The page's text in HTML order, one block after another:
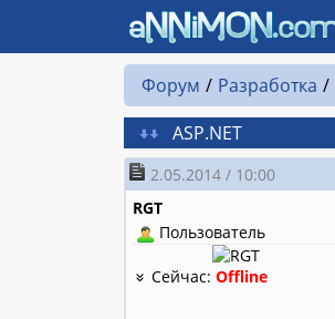
Форум Разработка
ASP.NET
2.05.2014 / 10:00
RGT
Пользователь
Сейчас:Offline